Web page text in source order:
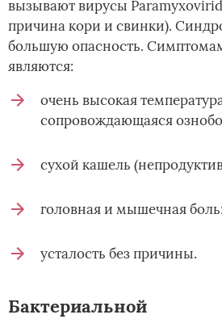
вызывают вирусы
причина кори и свинки).
большую опасность.
являются:
очень высокая
сопровождающаяся
сухой кашель
головная и мышечная
усталость без причины.
Бактериальной